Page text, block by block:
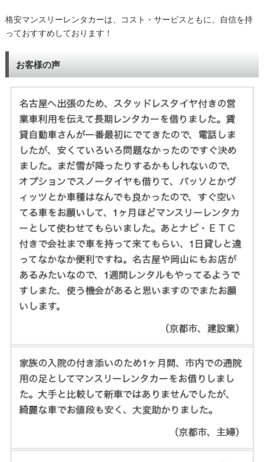
格安マンスリーレンタカーは、コスト・サービスともに、自信を持
っておすすめしております！
お客様の声